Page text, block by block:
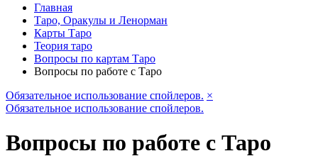
Главная
Таро, Оракулы и Ленорман
Карты Таро
Теория таро
Вопросы по картам Таро
Вопросы по работе с Таро
Обязательное использование спойлеров. ×
Обязательное использование спойлеров.
Вопросы по работе с Таро